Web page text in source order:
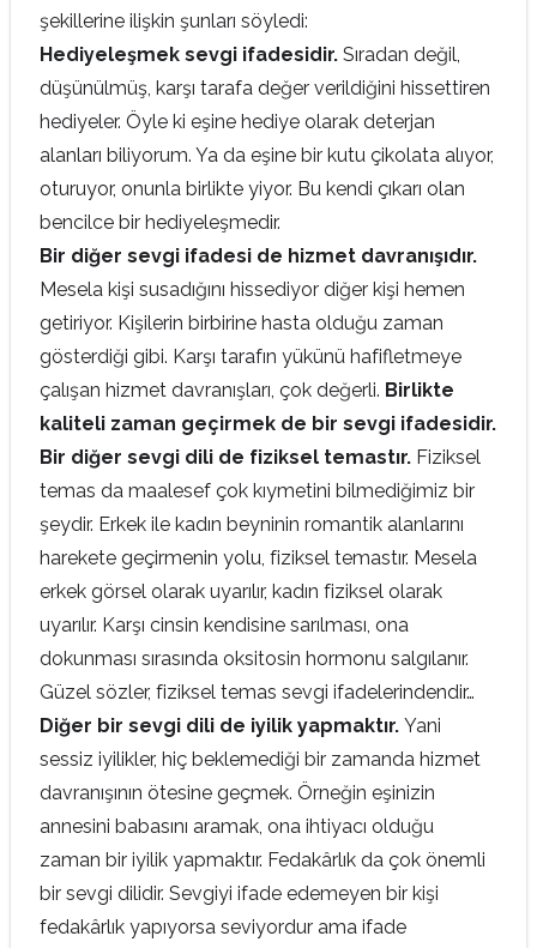
şekillerine ilişkin şunları söyledi:
Hediyeleşmek sevgi ifadesidir. Sıradan değil,
düşünülmüş, karşı tarafa değer verildiğini hissettiren
hediyeler. Öyle ki eşine hediye olarak deterjan
alanları biliyorum. Ya da eşine bir kutu çikolata alıyor,
oturuyor, onunla birlikte yiyor. Bu kendi çıkarı olan
bencilce bir hediyeleşmedir.
Bir diğer sevgi ifadesi de hizmet davranışıdır.
Mesela kişi susadığını hissediyor diğer kişi hemen
getiriyor. Kişilerin birbirine hasta olduğu zaman
gösterdiği gibi. Karşı tarafın yükünü hafifletmeye
çalışan hizmet davranışları, çok değerli. Birlikte
kaliteli zaman geçirmek de bir sevgi ifadesidir.
Bir diğer sevgi dili de fiziksel temastır. Fiziksel
temas da maalesef çok kıymetini bilmediğimiz bir
şeydir. Erkek ile kadın beyninin romantik alanlarını
harekete geçirmenin yolu, fiziksel temastır. Mesela
erkek görsel olarak uyarılır, kadın fiziksel olarak
uyarılır. Karşı cinsin kendisine sarılması, ona
dokunması sırasında oksitosin hormonu salgılanır.
Güzel sözler, fiziksel temas sevgi ifadelerindendir…
Diğer bir sevgi dili de iyilik yapmaktır. Yani
sessiz iyilikler, hiç beklemediği bir zamanda hizmet
davranışının ötesine geçmek. Örneğin eşinizin
annesini babasını aramak, ona ihtiyacı olduğu
zaman bir iyilik yapmaktır. Fedakârlık da çok önemli
bir sevgi dilidir. Sevgiyi ifade edemeyen bir kişi
fedakârlık yapıyorsa seviyordur ama ifade